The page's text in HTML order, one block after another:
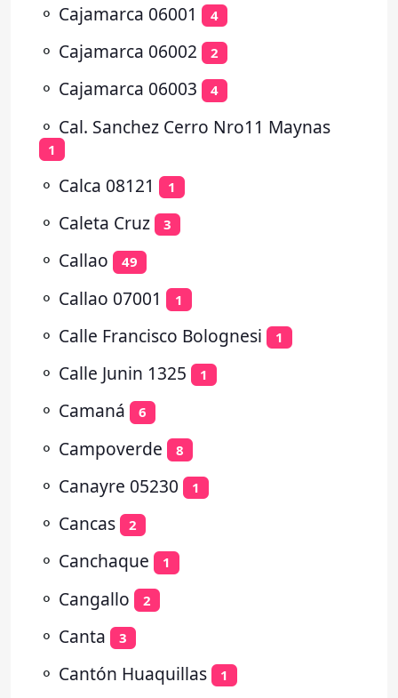
⚬ Cajamarca 06001 4
⚬ Cajamarca 06002 2
⚬ Cajamarca 06003 4
⚬ Cal. Sanchez Cerro Nro11 Maynas
1
⚬ Calca 08121 1
⚬ Caleta Cruz 3
⚬ Callao 49
⚬ Callao 07001 1
⚬ Calle Francisco Bolognesi 1
⚬ Calle Junin 1325 1
⚬ Camaná 6
⚬ Campoverde 8
⚬ Canayre 05230 1
⚬ Cancas 2
⚬ Canchaque 1
⚬ Cangallo 2
⚬ Canta 3
⚬ Cantón Huaquillas 1